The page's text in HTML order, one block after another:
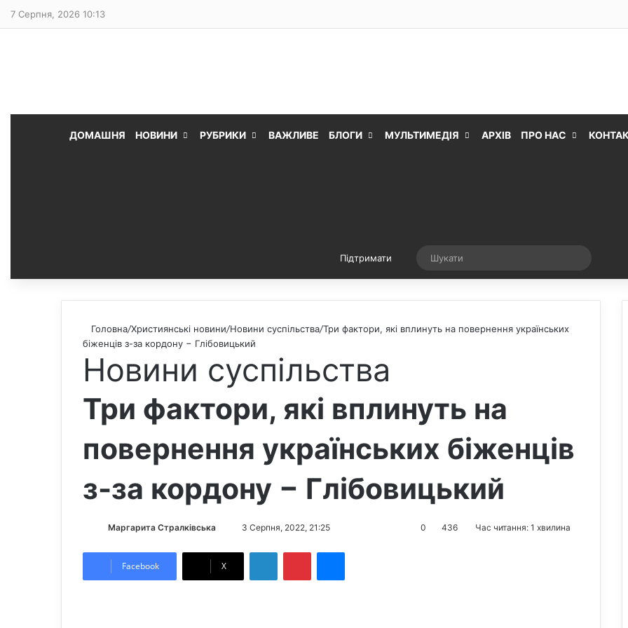
7 Серпня, 2026 10:13
ДОМАШНЯ НОВИНИ РУБРИКИ ВАЖЛИВЕ БЛОГИ МУЛЬТИМЕДІЯ АРХІВ ПРО НАС
Підтримати Випадкова стаття
Головна/Християнські новини/Новини суспільства/Три фактори, які вплинуть на повернення українських
біженців з-за кордону − Глібовицький
Новини суспільства
Три фактори, які вплинуть на
повернення українських біженців
з-за кордону − Глібовицький
Маргарита Стралківська
n
d
3 Серпня, 2022, 21:25 0 436 Час читання: 1 хвилина
Facebook X